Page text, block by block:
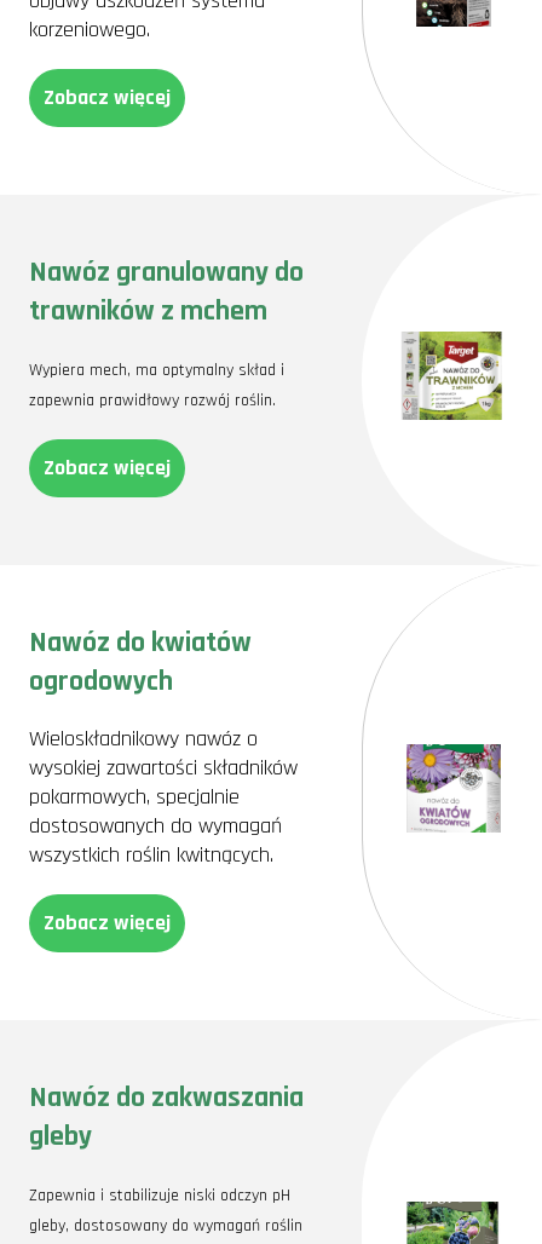
korzeniowego.
Zobacz więcej
Nawóz granulowany do
trawników z mchem
Wypiera mech, ma optymalny skład i
zapewnia prawidłowy rozwój roślin.
Zobacz więcej
Nawóz do kwiatów
ogrodowych
Wieloskładnikowy nawóz o
wysokiej zawartości składników
pokarmowych, specjalnie
dostosowanych do wymagań
wszystkich roślin kwitnących.
Zobacz więcej
Nawóz do zakwaszania
gleby
Zapewnia i stabilizuje niski odczyn pH
gleby, dostosowany do wymagań roślin